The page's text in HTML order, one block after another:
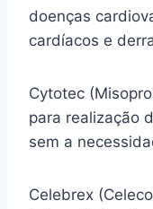
doenças
cardíacos e
Cytotec
para realização
sem a
Celebrex